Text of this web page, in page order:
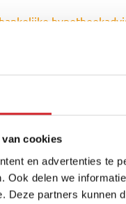
cookies
en advertenties te
Ook delen we
Deze partners kunnen
All neighborhood